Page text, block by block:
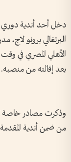
دخل أحد أندية
البرتغالي برونو لاج،
الأهلي المصري في
بعد إقالته من منصبه.
وذكرت مصادر خاصة
من ضمن أندية